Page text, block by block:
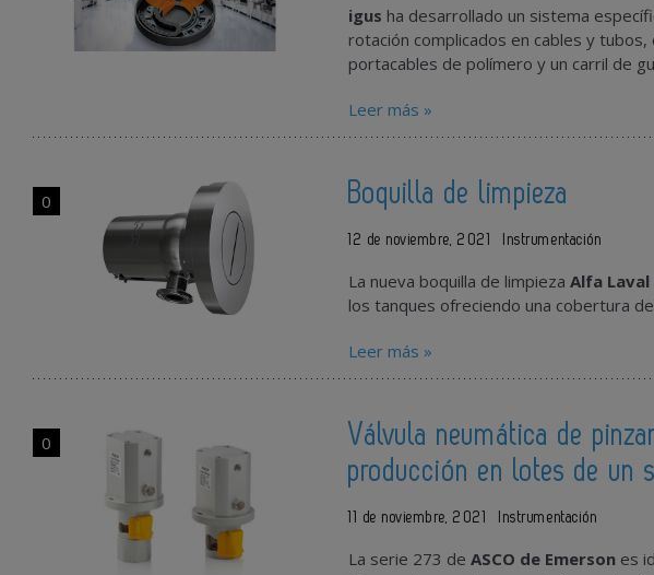
igus ha desarrollado un sistema
rotación complicados en cables y tubos,
portacables de polímero y un carril de
Leer más »
0 Boquilla de limpieza
12 de noviembre, 2021 Instrumentación
La nueva boquilla de limpiezaAlfa Laval
los tanques ofreciendo una cobertura
Leer más »
0
Válvula neumática de
producción en lotes de un
11 de noviembre, 2021 Instrumentación
La serie 273 deASCO de Emerson es